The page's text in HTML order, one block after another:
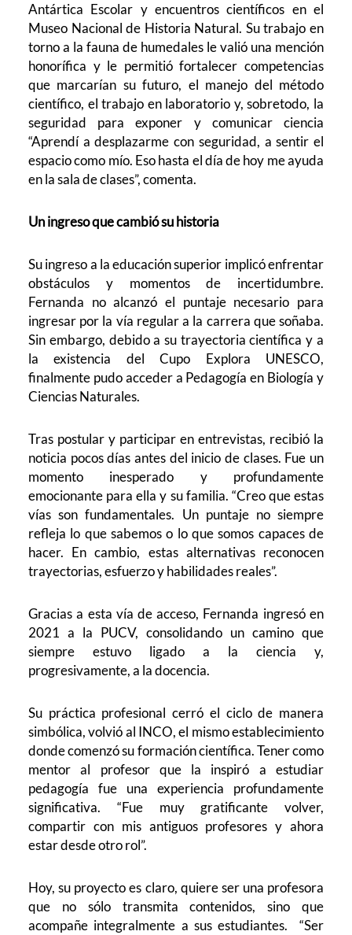
Antártica Escolar y encuentros científicos en el
Museo Nacional de Historia Natural. Su trabajo en
torno a la fauna de humedales le valió una mención
honorífica y le permitió fortalecer competencias
que marcarían su futuro, el manejo del método
científico, el trabajo en laboratorio y, sobretodo, la
seguridad para exponer y comunicar ciencia
“Aprendí a desplazarme con seguridad, a sentir el
espacio como mío. Eso hasta el día de hoy me ayuda
en la sala de clases”, comenta.
Un ingreso que cambió su historia
Su ingreso a la educación superior implicó enfrentar
obstáculos y momentos de incertidumbre.
Fernanda no alcanzó el puntaje necesario para
ingresar por la vía regular a la carrera que soñaba.
Sin embargo, debido a su trayectoria científica y a
la existencia del Cupo Explora UNESCO,
finalmente pudo acceder a Pedagogía en Biología y
Ciencias Naturales.
Tras postular y participar en entrevistas, recibió la
noticia pocos días antes del inicio de clases. Fue un
momento inesperado y profundamente
emocionante para ella y su familia. “Creo que estas
vías son fundamentales. Un puntaje no siempre
refleja lo que sabemos o lo que somos capaces de
hacer. En cambio, estas alternativas reconocen
trayectorias, esfuerzo y habilidades reales”.
Gracias a esta vía de acceso, Fernanda ingresó en
2021 a la PUCV, consolidando un camino que
siempre estuvo ligado a la ciencia y,
progresivamente, a la docencia.
Su práctica profesional cerró el ciclo de manera
simbólica, volvió al INCO, el mismo establecimiento
donde comenzó su formación científica. Tener como
mentor al profesor que la inspiró a estudiar
pedagogía fue una experiencia profundamente
significativa. “Fue muy gratificante volver,
compartir con mis antiguos profesores y ahora
estar desde otro rol”.
Hoy, su proyecto es claro, quiere ser una profesora
que no sólo transmita contenidos, sino que
acompañe integralmente a sus estudiantes. “Ser